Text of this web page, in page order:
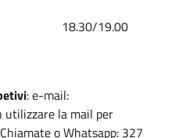
18.30/19.00
: e-mail:
utilizzare la mail per
o Whatsapp: 327